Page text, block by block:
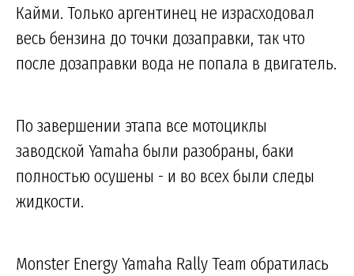
Кайми. Только аргентинец не израсходовал
весь бензина до точки дозаправки, так что
после дозаправки вода не попала в двигатель.
По завершении этапа все мотоциклы
заводской Yamaha были разобраны, баки
полностью осушены - и во всех были следы
жидкости.
Monster Energy Yamaha Rally Team обратилась